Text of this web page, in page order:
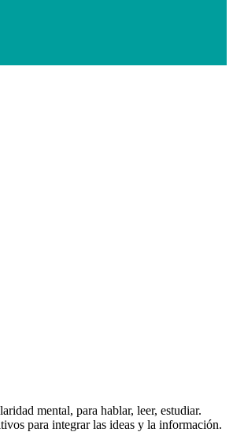
mental, para hablar, leer, estudiar.
para integrar las ideas y la información.